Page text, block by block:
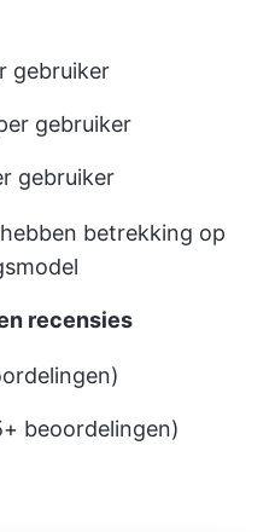
gebruiker
gebruiker
gebruiker
betrekking op
recensies
beoordelingen)